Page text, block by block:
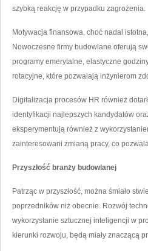
szybką reakcję w przypadku zagrożenia.
Motywacja finansowa, choć nadal
Nowoczesne firmy budowlane oferują
programy emerytalne, elastyczne
rotacyjne, które pozwalają inżynierom
Digitalizacja procesów HR również
identyfikacji najlepszych kandydatów
eksperymentują również z
zainteresowani zmianą pracy, co
Przyszłość branży budowlanej
Patrząc w przyszłość, można śmiało
poprzedników niż obecnie. Rozwój
wykorzystanie sztucznej inteligencji w
kierunki rozwoju, będą miały znaczącą